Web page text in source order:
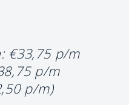
€33,75 p/m
p/m
p/m)